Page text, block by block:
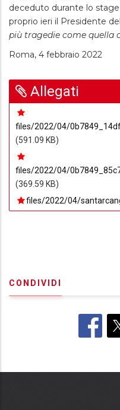
deceduto durante lo
proprio ieri il Presidente
più tragedie come quella
Roma, 4 febbraio 2022
Allegati
files/2022/04/
(591.09 KB)
files/2022/04/
(369.59 KB)
files/2022/04/
CONDIVIDI